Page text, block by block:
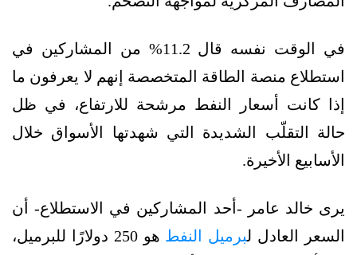
في الوقت نفسه قال 11.2% من المشاركين في
استطلاع منصة الطاقة المتخصصة إنهم لا يعرفون ما
إذا كانت أسعار النفط مرشحة للارتفاع، في ظل
حالة التقلّب الشديدة التي شهدتها الأسواق خلال
الأسابيع الأخيرة.
يرى خالد عامر -أحد المشاركين في الاستطلاع- أن
السعر العادل لبرميل النفط
هو 250 دولارًا للبرميل،